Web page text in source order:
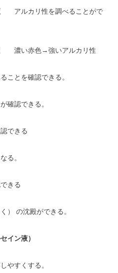
アルカリ性を調べることがで
濃い赤色→強いアルカリ性
とを確認できる。
確認できる。
できる
る。
きる
） の沈殿ができる。
イン液）
やすくする。